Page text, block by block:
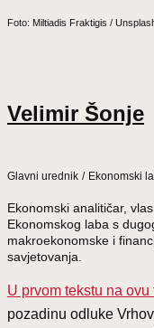
Foto: Miltiadis Fraktigis /
Velimir Šonje
Glavni urednik / Ekonomski
Ekonomski analitičar,
Ekonomskog laba s
makroekonomske i
savjetovanja.
U prvom tekstu na ovu
pozadinu odluke